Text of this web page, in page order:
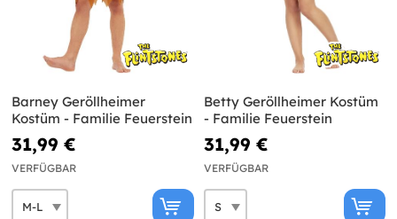
Barney Geröllheimer
Kostüm - Familie Feuerstein
31,99 €
VERFÜGBAR
Betty Geröllheimer Kostüm
- Familie Feuerstein
31,99 €
VERFÜGBAR